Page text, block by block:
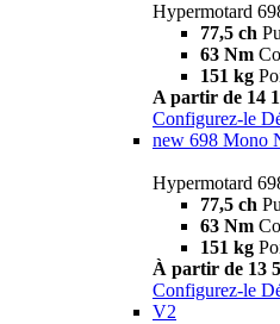
Hypermotard
77,5 ch
63 Nm
151 kg
A partir de 14
Configurez-le
new 698 Mono
Hypermotard
77,5 ch
63 Nm
151 kg
À partir de 13
Configurez-le
V2